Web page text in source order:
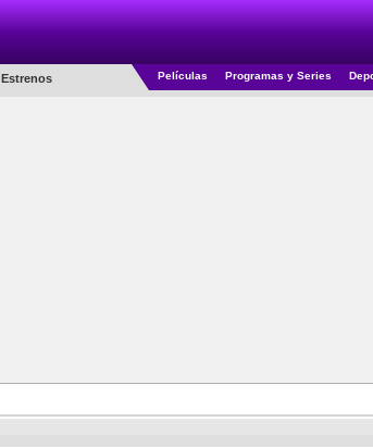
Estrenos Películas Programas y Series